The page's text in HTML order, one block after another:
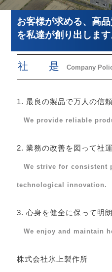
お客様が求める、高
を私達が創り出します
社 是 Company
1. 最良の製品で万人の信
We provide reliable
2. 業務の改善を図って社
We strive for consistent
technological innovation.
3. 心身を健全に保って明
We enjoy and maintain
株式会社氷上製作所